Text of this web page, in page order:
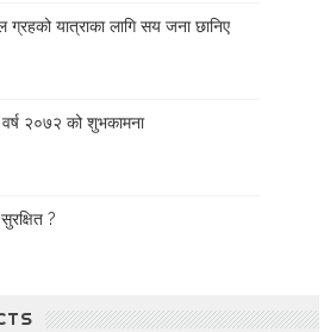
ग्रहको यात्राका लागि सय जना छानिए
२०७२ को शुभकामना
?